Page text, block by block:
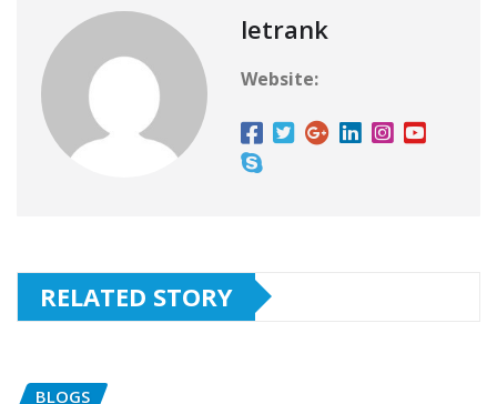
letrank
Website:
RELATED STORY
BLOGS